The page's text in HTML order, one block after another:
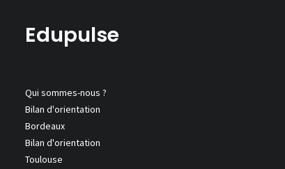
Edupulse
Qui sommes-nous ?
Bilan d'orientation
Bordeaux
Bilan d'orientation
Toulouse